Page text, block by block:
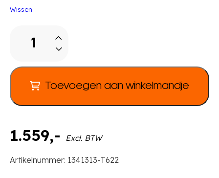
Wissen
1.559,- Excl. BTW
3
m
aantal
Toevoegen aan winkelmandje
Artikelnummer: 1341313-T622